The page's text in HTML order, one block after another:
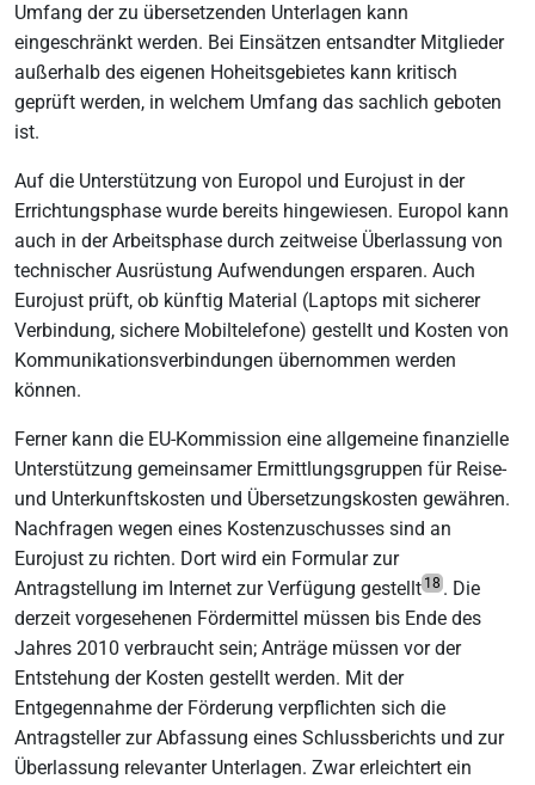
Umfang der zu übersetzenden Unterlagen kann
eingeschränkt werden. Bei Einsätzen entsandter Mitglieder
außerhalb des eigenen Hoheitsgebietes kann kritisch
geprüft werden, in welchem Umfang das sachlich geboten
ist.
Auf die Unterstützung von Europol und Eurojust in der
Errichtungsphase wurde bereits hingewiesen. Europol kann
auch in der Arbeitsphase durch zeitweise Überlassung von
technischer Ausrüstung Aufwendungen ersparen. Auch
Eurojust prüft, ob künftig Material (Laptops mit sicherer
Verbindung, sichere Mobiltelefone) gestellt und Kosten von
Kommunikationsverbindungen übernommen werden
können.
Ferner kann die EU-Kommission eine allgemeine finanzielle
Unterstützung gemeinsamer Ermittlungsgruppen für Reise-
und Unterkunftskosten und Übersetzungskosten gewähren.
Nachfragen wegen eines Kostenzuschusses sind an
Eurojust zu richten. Dort wird ein Formular zur
Antragstellung im Internet zur Verfügung gestellt 18 . Die
derzeit vorgesehenen Fördermittel müssen bis Ende des
Jahres 2010 verbraucht sein; Anträge müssen vor der
Entstehung der Kosten gestellt werden. Mit der
Entgegennahme der Förderung verpflichten sich die
Antragsteller zur Abfassung eines Schlussberichts und zur
Überlassung relevanter Unterlagen. Zwar erleichtert ein